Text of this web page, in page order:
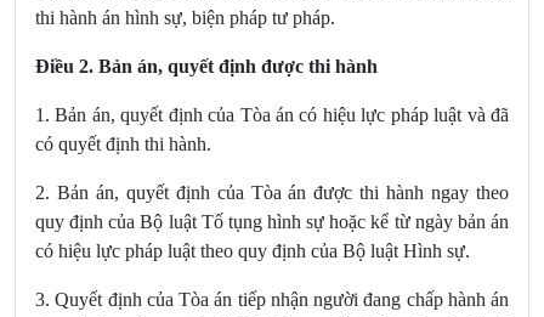
thi hành án hình sự, biện pháp tư pháp.
Điều 2. Bản án, quyết định được thi hành
1. Bản án, quyết định của Tòa án có hiệu lực pháp luật và đã
có quyết định thi hành.
2. Bản án, quyết định của Tòa án được thi hành ngay theo
quy định của Bộ luật Tố tụng hình sự hoặc kể từ ngày bản án
có hiệu lực pháp luật theo quy định của Bộ luật Hình sự.
3. Quyết định của Tòa án tiếp nhận người đang chấp hành án